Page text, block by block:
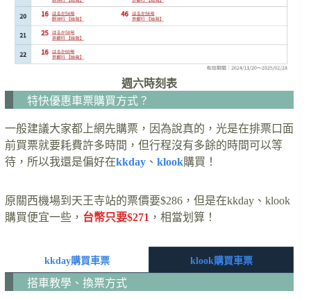
週六時刻表
特快優惠車票購買方式？
一般建議大家都上網先購票，因為說真的，光是在排票口面
前買票就要耗費許多時間，但行程沒有多餘的時間可以等
待，所以我還是偏好在kkday 、 klook購買！
原關西機場到天王寺站的票價要$286，但是在kkday、klook
購買便宜一些， 台幣只要$271 ，相當划算！
kkday購買車票 klook購買車票
搭車教學、換票方式